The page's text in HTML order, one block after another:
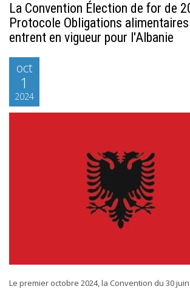
La Convention Élection de for de
Protocole Obligations
entrent en vigueur pour l'Albanie
oct
1
2024
Le premier octobre 2024, la Convention du 30